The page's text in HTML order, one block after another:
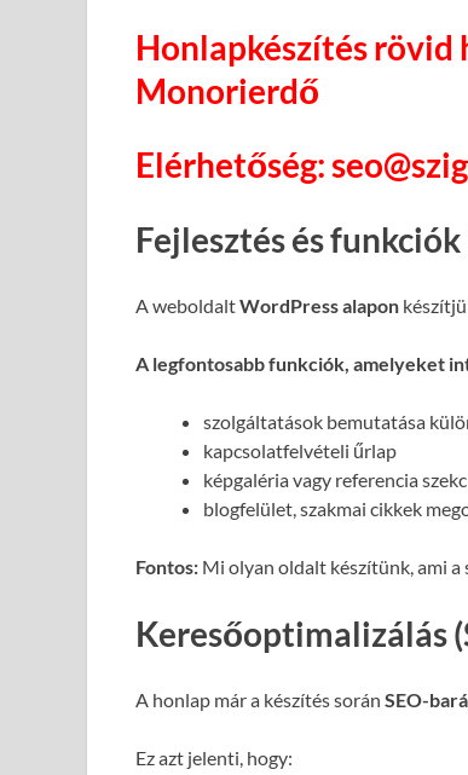
Honlapkészítés
Monorierdő
Elérhetőség:
Fejlesztés és
A weboldaltWordPress alapon
A legfontosabb funkciók, amelyeket
szolgáltatások bemutatása
kapcsolatfelvételi űrlap
képgaléria vagy referencia
blogfelület, szakmai cikkek
Fontos: Mi olyan oldalt készítünk, ami
Keresőoptimalizálás
A honlap már a készítés során SEO-
Ez azt jelenti, hogy: